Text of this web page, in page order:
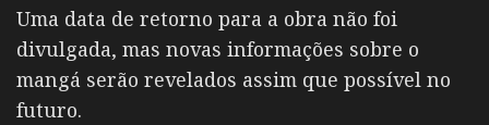
Uma data de retorno para a obra não foi
divulgada, mas novas informações sobre o
mangá serão revelados assim que possível no
futuro.